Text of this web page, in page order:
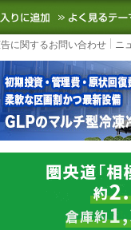
の物流ニュースを
お気に入り
に関するお問い合わせ ニ